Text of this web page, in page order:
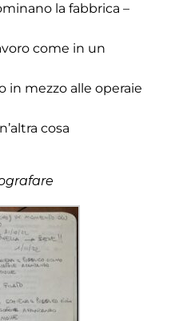
la fabbrica –
come in un
in mezzo alle operaie
cosa